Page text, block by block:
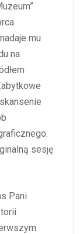
mu
na
sesję
Pani